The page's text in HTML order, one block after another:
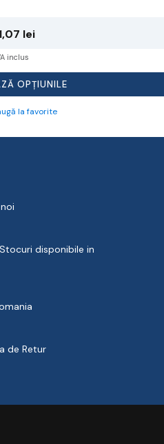
lei
inclus
OPȚIUNILE
la favorite
disponibile in
de Retur